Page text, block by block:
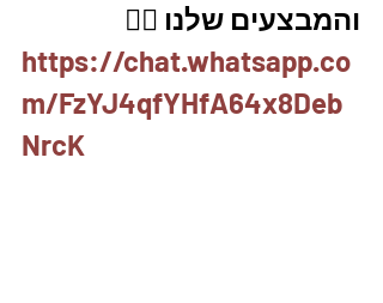
והמבצעים שלנו 👇🏽
https://chat.whatsapp.co
m/FzYJ4qfYHfA64x8Deb
NrcK